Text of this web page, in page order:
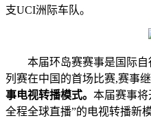
支UCI洲际车队。
本届环岛赛赛事是国际自
列赛在中国的首场比赛,赛事
事电视转播模式。 本届赛事将
全程全球直播”的电视转播新